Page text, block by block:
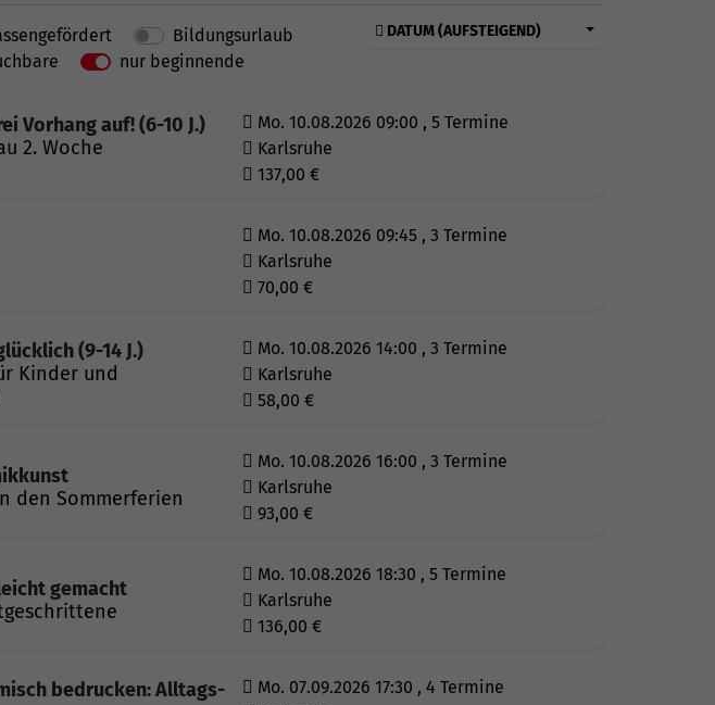
Bildungsurlaub
nur beginnende
DATUM (AUFSTEIGEND)
Vorhang auf! (6-10 J.)
2. Woche
Mo. 10.08.2026 09:00 , 5 Termine
Karlsruhe
137,00 €
Mo. 10.08.2026 09:45 , 3 Termine
Karlsruhe
70,00 €
(9-14 J.)
Kinder und
Mo. 10.08.2026 14:00 , 3 Termine
Karlsruhe
58,00 €
den Sommerferien
Mo. 10.08.2026 16:00 , 3 Termine
Karlsruhe
93,00 €
gemacht
Mo. 10.08.2026 18:30 , 5 Termine
Karlsruhe
136,00 €
bedrucken: Alltags-
Mo. 07.09.2026 17:30 , 4 Termine